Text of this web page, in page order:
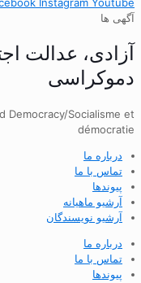
آگهی ها
آزادی، عدالت
دموکراسی
Democracy/Socialisme et
démocratie
درباره ما
تماس با ما
پیوندها
آرشیو ماهیانه
آرشیو نویسندگان
درباره ما
تماس با ما
پیوندها